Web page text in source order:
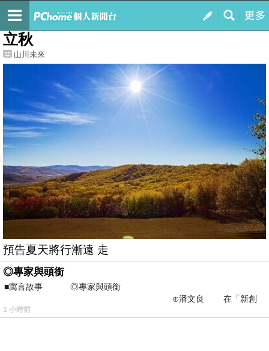
我的
最新文章
立秋
山川未來
預告夏天將行漸遠 走
◎專家與頭銜
■寓言故事 ◎專家與頭銜
⊕潘文良 在「新創
之谷」裡——
1 小時前